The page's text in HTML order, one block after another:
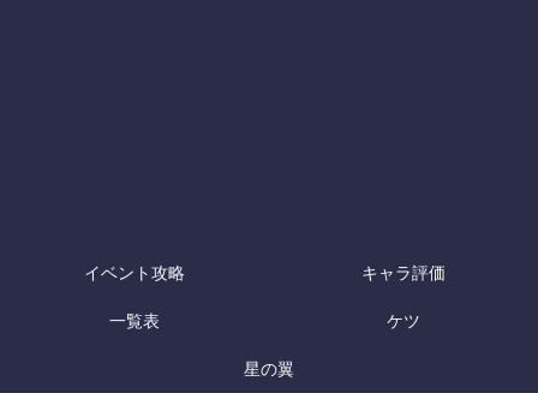
イベント攻略 キャラ評価
一覧表 ケツ
星の翼